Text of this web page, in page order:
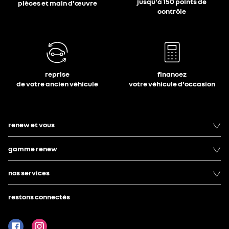
pièces et main d'œuvre
contrôle
reprise
de votre ancien véhicule
financez
votre véhicule d'occasion
renew et vous
gamme renew
nos services
restons connectés